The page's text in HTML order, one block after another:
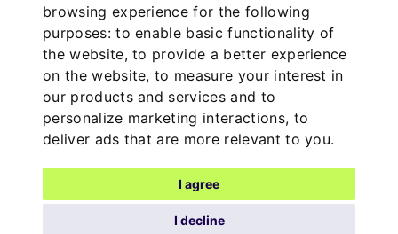
browsing experience for the following
purposes:to enable basic functionality of
the website,to provide a better experience
on the website,to measure your interest in
our products and services and to
personalize marketing interactions, to
deliver ads that are more relevant to you.
I agree
I decline